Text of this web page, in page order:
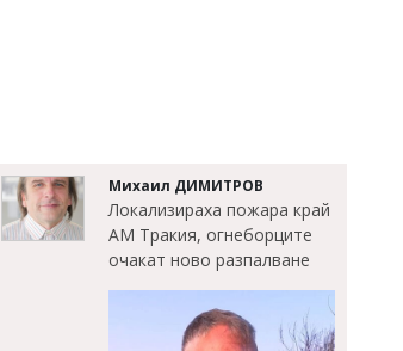
Михаил ДИМИТРОВ
Локализираха пожара край
АМ Тракия, огнеборците
очакат ново разпалване